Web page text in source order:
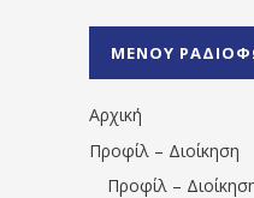
ΜΕΝΟΥ
Αρχική
Προφίλ – Διοίκηση
Προφίλ –